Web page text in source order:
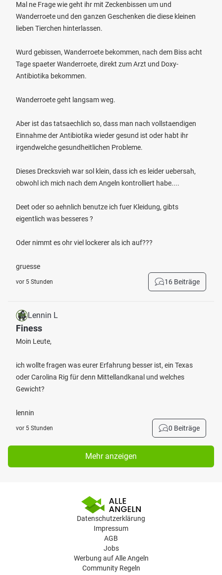
Mal ne Frage wie geht ihr mit Zeckenbissen um und
Wanderroete und den ganzen Geschenken die diese kleinen
lieben Tierchen hinterlassen.
Wurd gebissen, Wanderroete bekommen, nach dem Biss acht
Tage spaeter Wanderroete, direkt zum Arzt und Doxy-
Antibiotika bekommen.
Wanderroete geht langsam weg.
Aber ist das tatsaechlich so, dass man nach vollstaendigen
Einnahme der Antibiotika wieder gesund ist oder habt ihr
irgendwelche gesundheitlichen Probleme.
Dieses Drecksvieh war sol klein, dass ich es leider uebersah,
obwohl ich mich nach dem Angeln kontrolliert habe....
Deet oder so aehnlich benutze ich fuer Kleidung, gibts
eigentlich was besseres ?
Oder nimmt es ohr viel lockerer als ich auf???
gruesse
vor 5 Stunden 16 Beiträge
Lennin L
Finess
Moin Leute,
ich wollte fragen was eurer Erfahrung besser ist, ein Texas
oder Carolina Rig für denn Mittellandkanal und welches
Gewicht?
lennin
vor 5 Stunden 0 Beiträge
Mehr anzeigen
Datenschutzerklärung
Impressum
AGB
Jobs
Werbung auf Alle Angeln
Community Regeln